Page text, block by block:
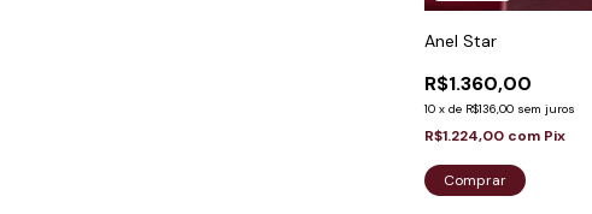
Anel Star
R$1.360,00
10 xde R$136,00 sem juros
R$1.224,00 com Pix
Comprar